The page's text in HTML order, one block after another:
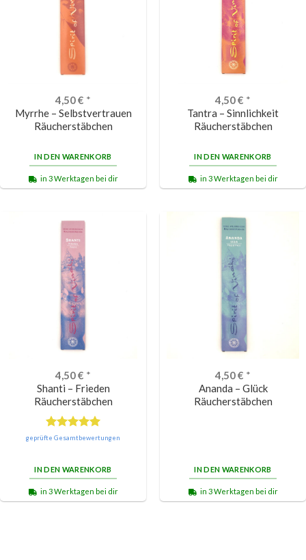
4,50€ *
Myrrhe – Selbstvertrauen
Räucherstäbchen
IN DEN WARENKORB
in 3 Werktagen bei dir
4,50€ *
Tantra – Sinnlichkeit
Räucherstäbchen
IN DEN WARENKORB
in 3 Werktagen bei dir
4,50€ *
Shanti – Frieden
Räucherstäbchen
Bewertet
geprüfte Gesamtbewertungen
IN DEN WARENKORB
in 3 Werktagen bei dir
4,50€ *
Ananda – Glück
Räucherstäbchen
IN DEN WARENKORB
in 3 Werktagen bei dir